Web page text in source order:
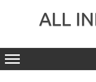
ALL